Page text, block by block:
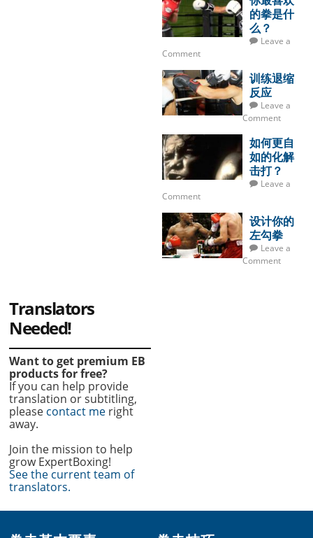
的拳是什
么？
Leave a
Comment
训练退缩
反应
Leave a
Comment
如何更自
如的化解
击打？
Leave a
Comment
设计你的
左勾拳
Leave a
Comment
Translators
Needed!
Want to get premium EB
products for free?
If you can help provide
translation or subtitling,
please contact me right
away.
Join the mission to help
grow ExpertBoxing!
See the current team of
translators.